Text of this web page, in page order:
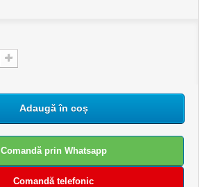
Adaugă în coș
Comandă prin Whatsapp
Comandă telefonic